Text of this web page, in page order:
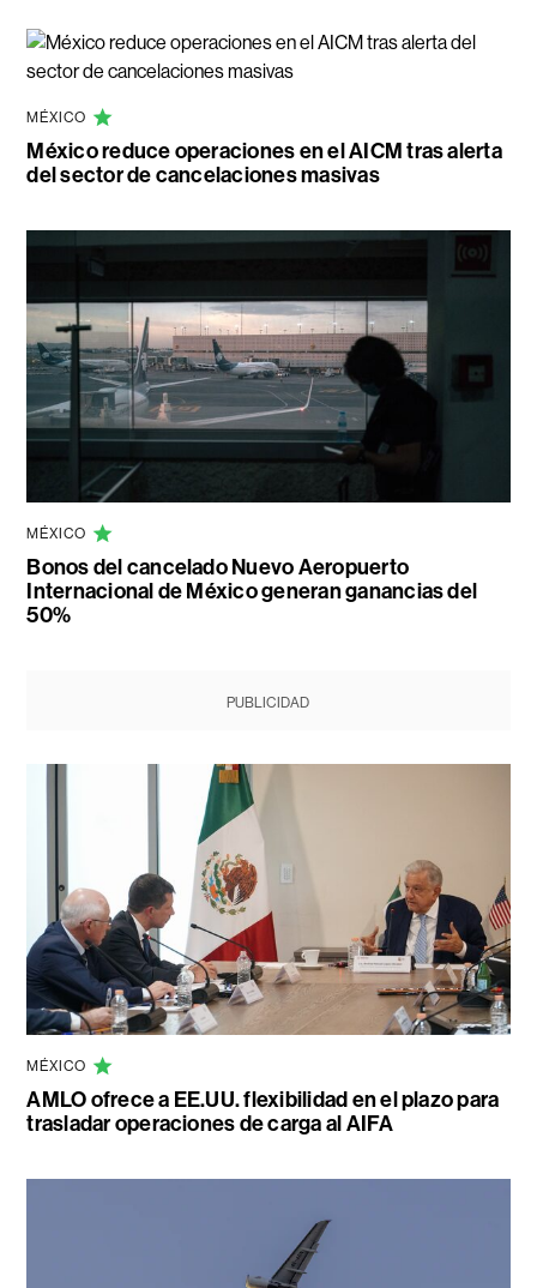
MÉXICO
México reduce operaciones en el AICM tras alerta
del sector de cancelaciones masivas
MÉXICO
Bonos del cancelado Nuevo Aeropuerto
Internacional de México generan ganancias del
50%
PUBLICIDAD
MÉXICO
AMLO ofrece a EE.UU. flexibilidad en el plazo para
trasladar operaciones de carga al AIFA